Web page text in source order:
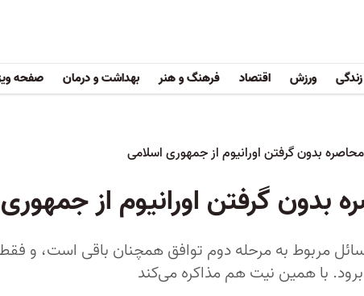
زندگی ورزش اقتصاد فرهنگ و هنر بهداشت و درمان صفحه
بدون گرفتن اورانیوم از جمهوری اسلامی
بدون گرفتن اورانیوم از
مربوط به مرحله دوم توافق همچنان باقی است، و
با همین نیت هم مذاکره می‌کند